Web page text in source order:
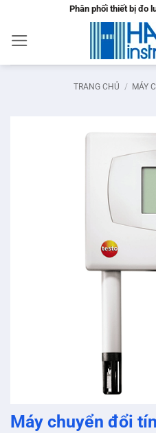
nội
dung
Phân phối thiết bị đo
TRANG CHỦ / MÁY
Máy chuyển đổi